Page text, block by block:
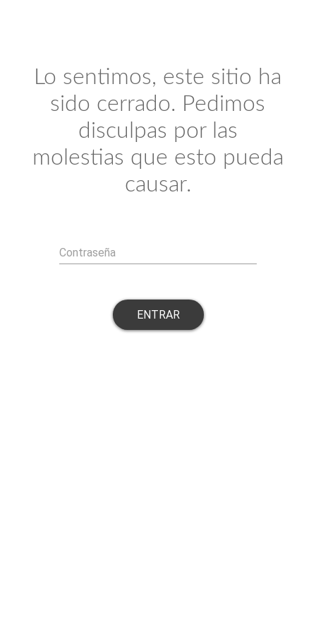
Lo sentimos, este sitio ha
sido cerrado. Pedimos
disculpas por las
molestias que esto pueda
causar.
Contraseña
ENTRAR